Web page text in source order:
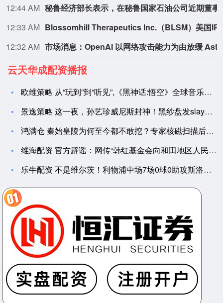
12:44 AM
12:33 AM
12:32 AM
云天华成配资播报
欧维策略 从“玩到”到“听见”,《黑神话:悟空》全球音乐会开
景逸策略 这一夜，孙艺珍威尼斯封神！黑纱盘发slay全场，李
鸿满仓 秦始皇陵为何至今都不敢挖？专家核磁扫描后，发现墓中情
维海配资 官方辟谣：网传“韩红基金会向和田地区人民医院捐赠医
乐牛配资 不是维尔茨！利物浦中场7场0球0助攻斯洛特该让他替